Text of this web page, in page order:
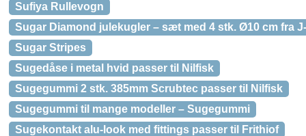
Sufiya Rullevogn
Sugar Diamond julekugler – sæt med 4 stk. Ø10 cm fra
Sugar Stripes
Sugedåse i metal hvid passer til Nilfisk
Sugegummi 2 stk. 385mm Scrubtec passer til Nilfisk
Sugegummi til mange modeller – Sugegummi
Sugekontakt alu-look med fittings passer til Frithiof